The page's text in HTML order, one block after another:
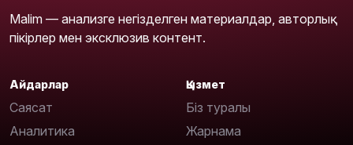
Malim — анализге негізделген материалдар, авторлық
пікірлер мен эксклюзив контент.
Айдарлар
Саясат
Аналитика
Қызмет
Біз туралы
Жарнама